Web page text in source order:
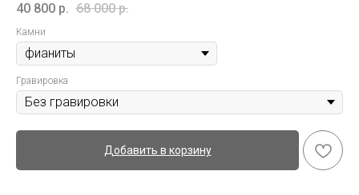
40 800 р. 68 000 р.
Камни
Гравировка
Добавить в корзину